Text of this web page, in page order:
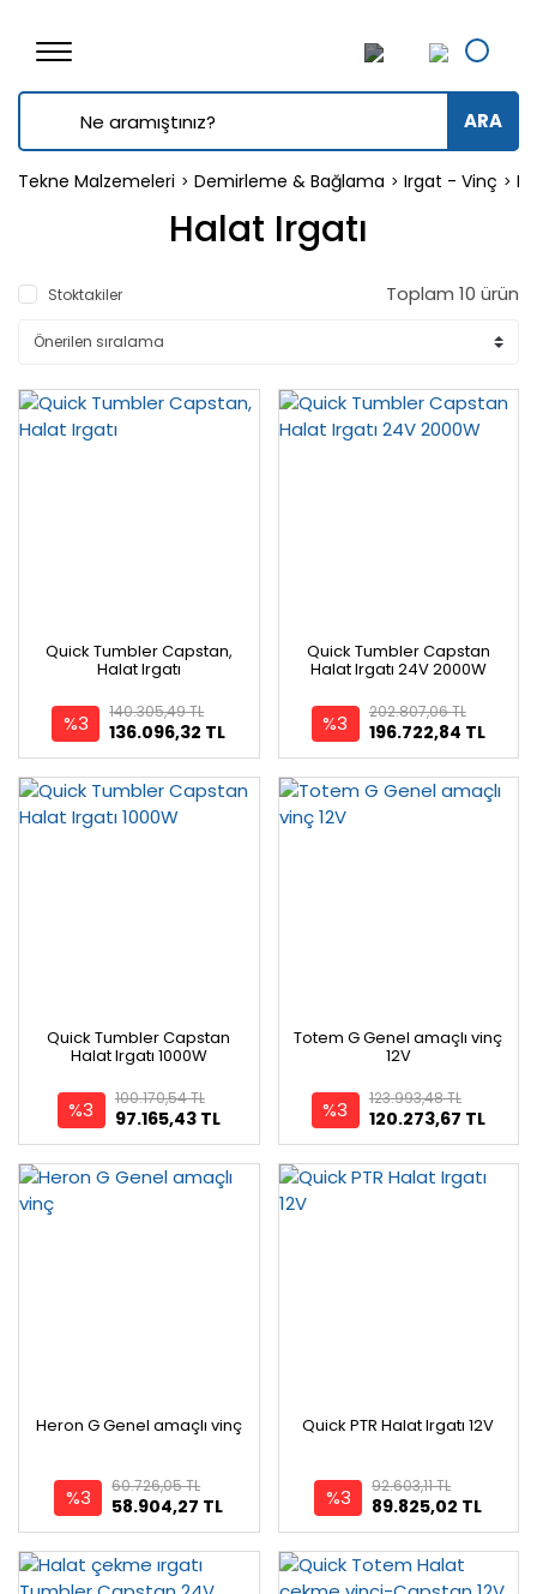
ARA
Tekne Malzemeleri Demirleme & Bağlama Irgat - Vinç
Halat Irgatı
Stoktakiler Toplam 10 ürün
Quick Tumbler Capstan,
Halat Irgatı
%3 136.096,32 TL
140.305,49 TL
Quick Tumbler Capstan
Halat Irgatı 24V 2000W
%3 196.722,84 TL
202.807,06 TL
Quick Tumbler Capstan
Halat Irgatı 1000W
%3 97.165,43 TL
100.170,54 TL
Totem G Genel amaçlı vinç
12V
%3 120.273,67 TL
123.993,48 TL
Heron G Genel amaçlı vinç
%3 58.904,27 TL
60.726,05 TL
Quick PTR Halat Irgatı 12V
%3 89.825,02 TL
92.603,11 TL